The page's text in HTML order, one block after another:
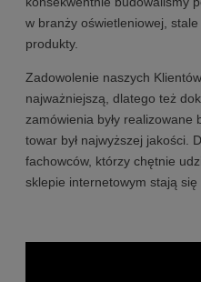
w branży oświetleniowej,
produkty.
Zadowolenie naszych
najważniejszą, dlatego też
zamówienia były realizowane
towar był najwyższej jakości.
fachowców, którzy chętnie
sklepie internetowym stają się